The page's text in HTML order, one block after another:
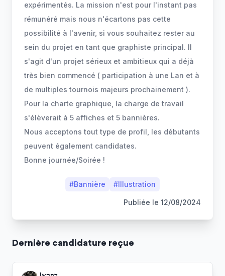
expérimentés. La mission n'est pour l'instant pas
rémunéré mais nous n'écartons pas cette
possibilité à l'avenir, si vous souhaitez rester au
sein du projet en tant que graphiste principal. Il
s'agit d'un projet sérieux et ambitieux qui a déjà
très bien commencé ( participation à une Lan et à
de multiples tournois majeurs prochainement ).
Pour la charte graphique, la charge de travail
s'élèverait à 5 affiches et 5 bannières.
Nous acceptons tout type de profil, les débutants
peuvent également candidates.
Bonne journée/Soirée !
#Bannière #Illustration
Publiée le 12/08/2024
Dernière candidature reçue